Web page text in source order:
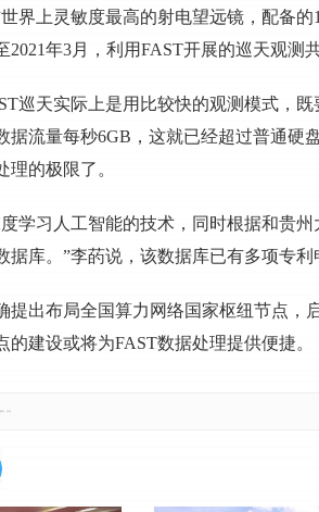
界上灵敏度最高的射电望远镜，配备
2021年3月，利用FAST开展的巡天观测
巡天实际上是用比较快的观测模式，
据流量每秒6GB，这就已经超过普通硬
理的极限了。
学习人工智能的技术，同时根据和贵
据库。”李菂说，该数据库已有多项专利
提出布局全国算力网络国家枢纽节点，
的建设或将为FAST数据处理提供便捷。